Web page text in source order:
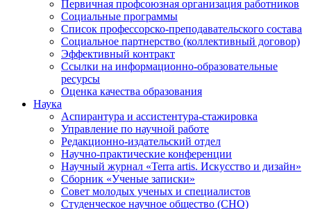
Первичная профсоюзная организация работников
Социальные программы
Список профессорско-преподавательского состава
Социальное партнерство (коллективный договор)
Эффективный контракт
Ссылки на информационно-образовательные
ресурсы
Оценка качества образования
Наука
Аспирантура и ассистентура-стажировка
Управление по научной работе
Редакционно-издательский отдел
Научно-практические конференции
Научный журнал «Terra artis. Искусство и дизайн»
Сборник «Ученые записки»
Совет молодых ученых и специалистов
Студенческое научное общество (СНО)